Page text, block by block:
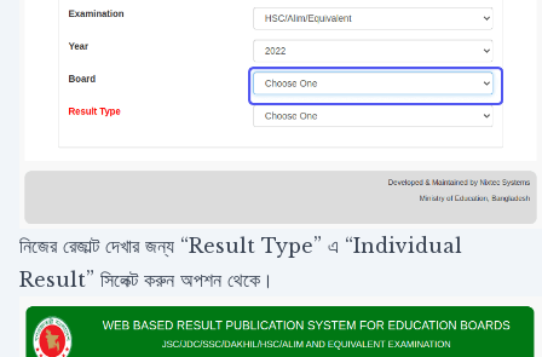
নিজের রেজাল্ট দেখার জন্য “Result Type” এ “Individual
Result” সিলেক্ট করুন অপশন থেকে।